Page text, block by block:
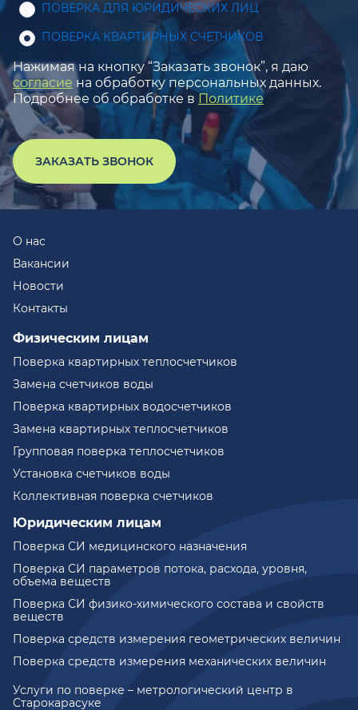
ПОВЕРКА ДЛЯ ЮРИДИЧЕСКИХ ЛИЦ
ПОВЕРКА КВАРТИРНЫХ СЧЕТЧИКОВ
Нажимая на кнопку “Заказать звонок”, я даю
согласие на обработку персональных данных.
Подробнее об обработке в Политике
ЗАКАЗАТЬ ЗВОНОК
Услуги по поверке – метрологический центр в
Старокарасуке
О нас
Вакансии
Новости
Контакты
Физическим лицам
Поверка квартирных теплосчетчиков
Замена счетчиков воды
Поверка квартирных водосчетчиков
Замена квартирных теплосчетчиков
Групповая поверка теплосчетчиков
Установка счетчиков воды
Коллективная поверка счетчиков
Юридическим лицам
Поверка СИ медицинского назначения
Поверка СИ параметров потока, расхода, уровня,
объема веществ
Поверка СИ физико-химического состава и свойств
веществ
Поверка средств измерения геометрических величин
Поверка средств измерения механических величин